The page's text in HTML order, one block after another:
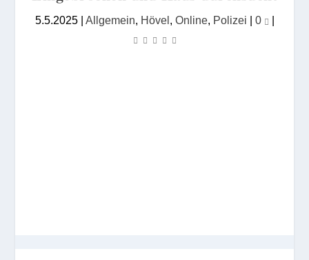
5.5.2025| Allgemein, Hövel, Online, Polizei | 0 |